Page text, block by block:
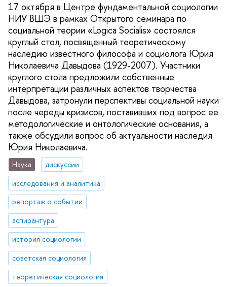
17 октября в Центре фундаментальной социологии
НИУ ВШЭ в рамках Открытого семинара по
социальной теории «Logica Socialis» состоялся
круглый стол, посвященный теоретическому
наследию известного философа и социолога Юрия
Николаевича Давыдова (1929-2007). Участники
круглого стола предложили собственные
интерпретации различных аспектов творчества
Давыдова, затронули перспективы социальной науки
после череды кризисов, поставивших под вопрос ее
методологические и онтологические основания, а
также обсудили вопрос об актуальности наследия
Юрия Николаевича.
Наука
дискуссии
исследования и аналитика
репортаж о событии
аспирантура
история социологии
советская социология
теоретическая социология